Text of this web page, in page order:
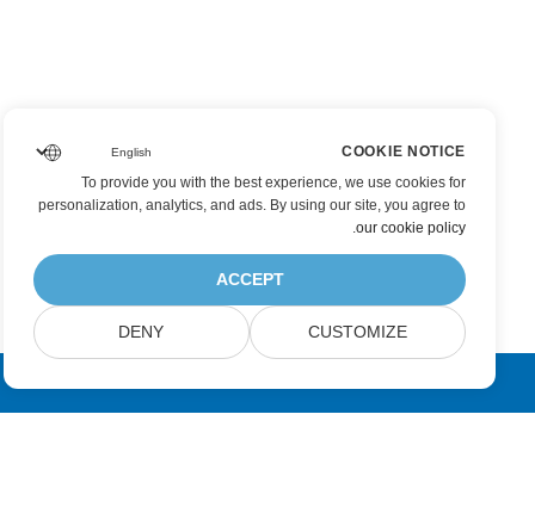
COOKIE NOTICE
To provide you with the best experience, we use cookies for
personalization, analytics, and ads. By using our site, you agree to
our cookie policy
.
ACCEPT
CUSTOMIZE
DENY